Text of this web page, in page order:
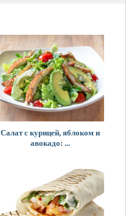
Салат с курицей, яблоком и
авокадо: ...